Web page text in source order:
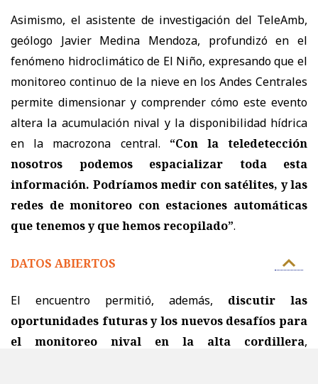
Asimismo, el asistente de investigación del TeleAmb,
geólogo Javier Medina Mendoza, profundizó en el
fenómeno hidroclimático de El Niño, expresando que el
monitoreo continuo de la nieve en los Andes Centrales
permite dimensionar y comprender cómo este evento
altera la acumulación nival y la disponibilidad hídrica
en la macrozona central.
“Con la teledetección
nosotros podemos espacializar toda esta
información. Podríamos medir con satélites, y las
redes de monitoreo con estaciones automáticas
que tenemos y que hemos recopilado”.
DATOS ABIERTOS
El encuentro permitió, además,
discutir las
oportunidades futuras y los nuevos desafíos para
el monitoreo nival en la alta cordillera,